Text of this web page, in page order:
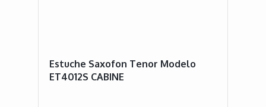
Estuche Saxofon Tenor Modelo
ET4012S CABINE